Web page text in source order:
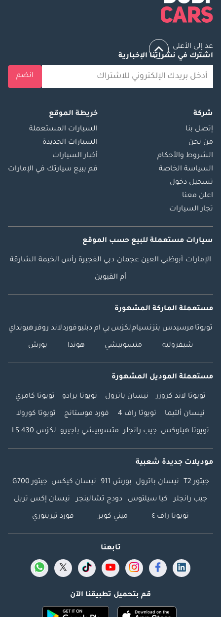
عد إلى الأعلى
اشترك في نشراتنا الإخبارية
انضم
شركة
إتصل بنا
من نحن
الشروط والأحكام
السياسة الخاصة
تسجيل دخول
اعلن معنا
تجار السيارات
خريطة الموقع
السيارات المستعملة
السيارات الجديدة
أخبار السيارات
قم ببيع سيارتك في الإمارات
سيارات مستعملة للبيع حسب الموقع
الإمارات أبوظبي العين عجمان دبي الفجيرة رأس الخيمة الشارقة
أم القيوين
مستعملة الماركة المشهورة
تويوتا مرسيدس بنزنسياملكزس بي ام دبليوفوردلاند روفرهيونداي
شيفروليه متسوبيشي هوندا بورش
مستعملة الموديل المشهورة
تويوتا لاند كروزر نيسان باترول تويوتا برادو تويوتا كامري
نيسان ألتيما تويوتا راف 4 فورد موستانج تويوتا كورولا
تويوتا هيلوكس جيب رانجلر متسوبيشي باجيرو لكزس LS 430
موديلات جديدة شعبية
جيتور T2 نيسان باترول بورش 911 نيسان كيكس جيتور G700
جيب رانجلر كيا سيلتوس دودج تشالينجر نيسان إكس تريل
تويوتا راف ٤ ميني كوبر فورد تيريتوري
تابعنا
قم بتحميل تطبيقنا الآن